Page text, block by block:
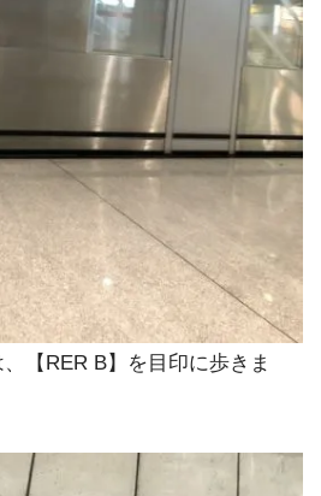
【RER B】を目印に歩きま